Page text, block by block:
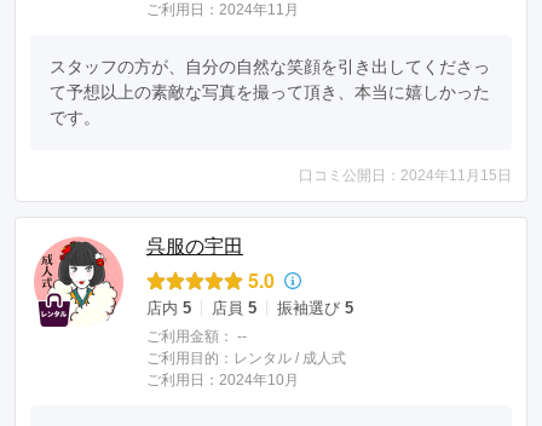
ご利用日：2024年11月
スタッフの方が、自分の自然な笑顔を引き出してくださっ
て予想以上の素敵な写真を撮って頂き、本当に嬉しかった
です。
口コミ公開日：2024年11月15日
呉服の宇田
5.0
店内 5 店員 5 振袖選び 5
ご利用金額： --
ご利用目的： レンタル / 成人式
ご利用日：2024年10月